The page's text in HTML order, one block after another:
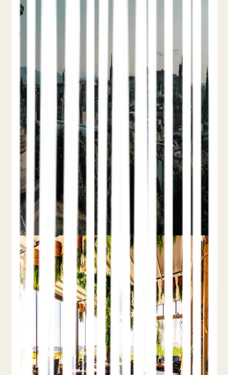
9 de junio de 2026
Teo Yordanov
11 min de lectura
Google Hotel
Ads
Metabuscadores
Reservas
Directas
Cómo funcionan Google Hotel Ads, Trivago y
Tripadvisor, y cómo usar los metabuscadores
para mostrar tu propia tarifa junto a las OTA en
el momento exacto en que un cliente reserva.
Leer el artículo completo
Guía
Hotel PPC: Una Guía Realista
sobre Google Ads, ROAS y
Presupuestos
9 de junio de 2026
Puja por Marca
Realidad del
ROAS
Reservas Directas